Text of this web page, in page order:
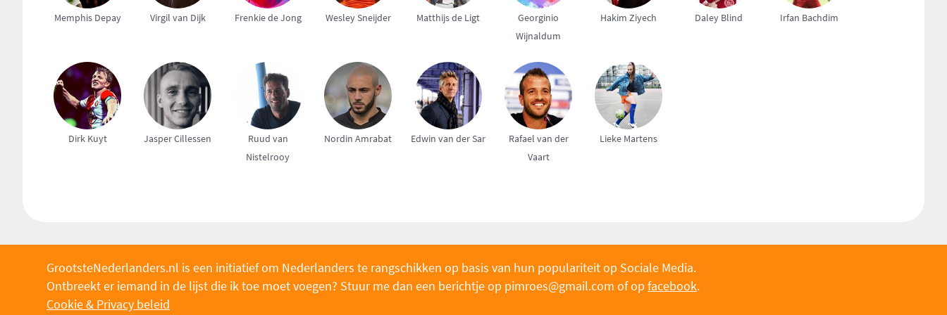
Memphis Depay Virgil van Dijk Frenkie de Jong Wesley Sneijder Matthijs de Ligt
Georginio
Wijnaldum
Hakim Ziyech Daley Blind Irfan Bachdim
Dirk Kuyt Jasper Cillessen
Ruud van
Nistelrooy
Nordin Amrabat Edwin van der Sar
Rafael van der
Vaart
Lieke Martens
GrootsteNederlanders.nl is een initiatief om Nederlanders te rangschikken op basis van hun populariteit op Sociale Media.
Ontbreekt er iemand in de lijst die ik toe moet voegen? Stuur me dan een berichtje op pimroes@gmail.com of op facebook.
Cookie & Privacy beleid